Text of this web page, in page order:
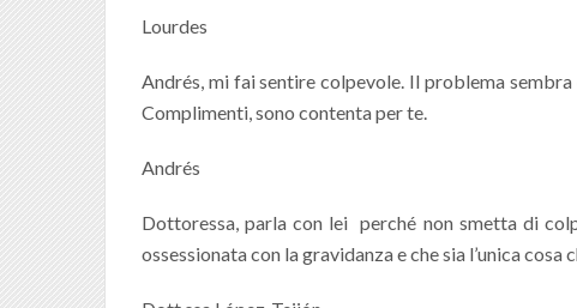
Lourdes
Andrés, mi fai sentire colpevole. Il problema
Complimenti, sono contenta per te.
Andrés
Dottoressa, parla con lei perché non smetta di
ossessionata con la gravidanza e che sia l’unica cosa